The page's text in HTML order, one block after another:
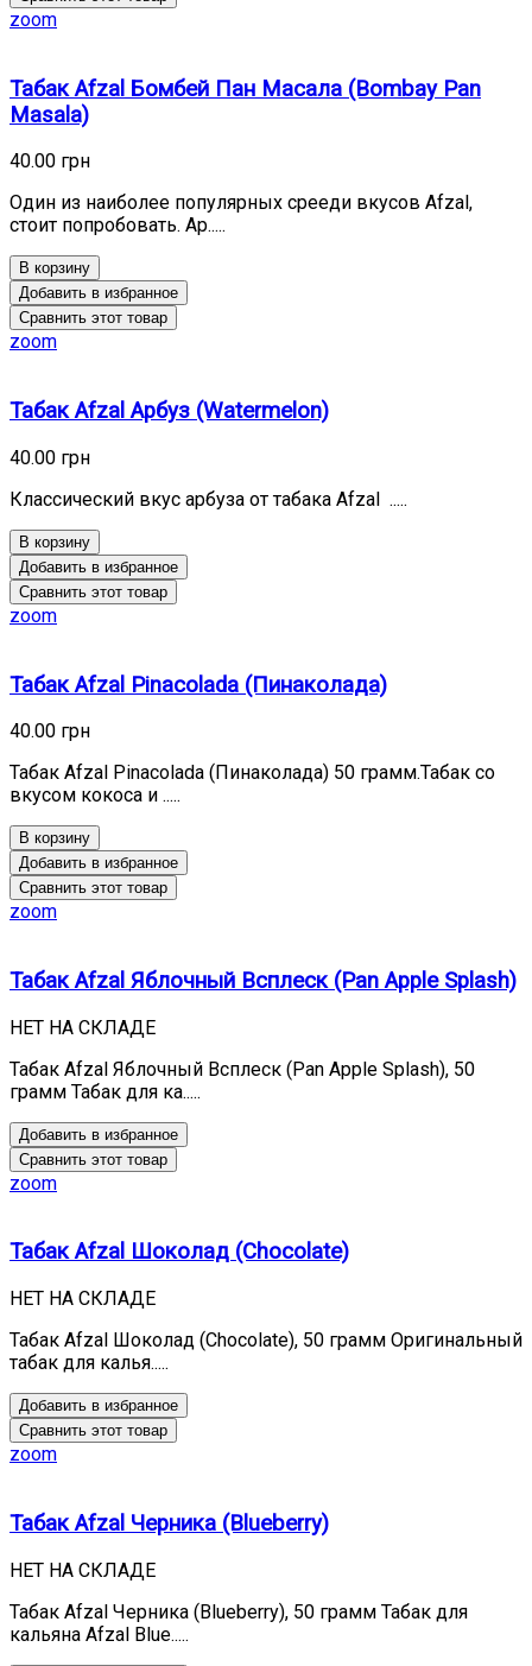
zoom
Табак Afzal Бомбей Пан Масала (Bombay Pan
Masala)
40.00 грн
Один из наиболее популярных срееди вкусов Afzal,
стоит попробовать. Ар.....
В корзину
Добавить в избранное
Сравнить этот товар
zoom
Табак Afzal Арбуз (Watermelon)
40.00 грн
Классический вкус арбуза от табака Afzal .....
В корзину
Добавить в избранное
Сравнить этот товар
zoom
Табак Afzal Pinacolada (Пинаколада)
40.00 грн
Табак Afzal Pinacolada (Пинаколада) 50 грамм.Табак со
вкусом кокоса и .....
В корзину
Добавить в избранное
Сравнить этот товар
zoom
Табак Afzal Яблочный Всплеск (Pan Apple Splash)
НЕТ НА СКЛАДЕ
Табак Afzal Яблочный Всплеск (Pan Apple Splash), 50
грамм Табак для ка.....
Добавить в избранное
Сравнить этот товар
zoom
Табак Afzal Шоколад (Chocolate)
НЕТ НА СКЛАДЕ
Табак Afzal Шоколад (Chocolate), 50 грамм Оригинальный
табак для калья.....
Добавить в избранное
Сравнить этот товар
zoom
Табак Afzal Черника (Blueberry)
НЕТ НА СКЛАДЕ
Табак Afzal Черника (Blueberry), 50 грамм Табак для
кальяна Afzal Blue.....